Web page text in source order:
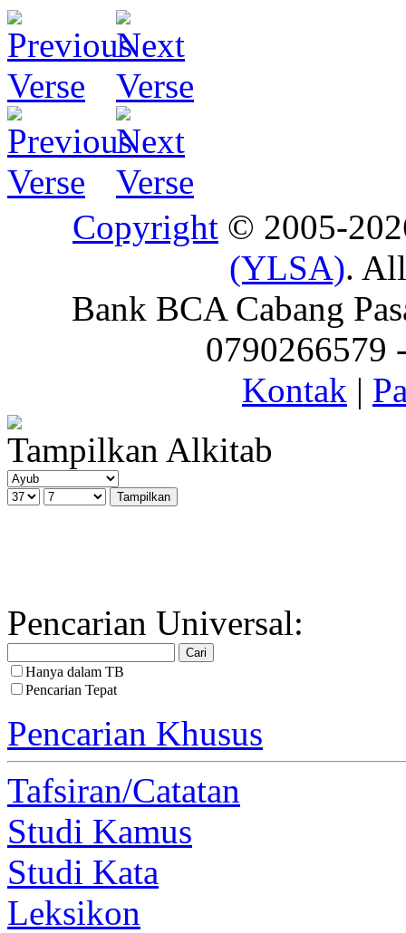
Copyright © 2005-
(YLSA).
Bank BCA Cabang
0790266579
Kontak |
Tampilkan Alkitab
Pencarian Universal:
Hanya dalam TB
Pencarian Tepat
Pencarian Khusus
Tafsiran/Catatan
Studi Kamus
Studi Kata
Leksikon